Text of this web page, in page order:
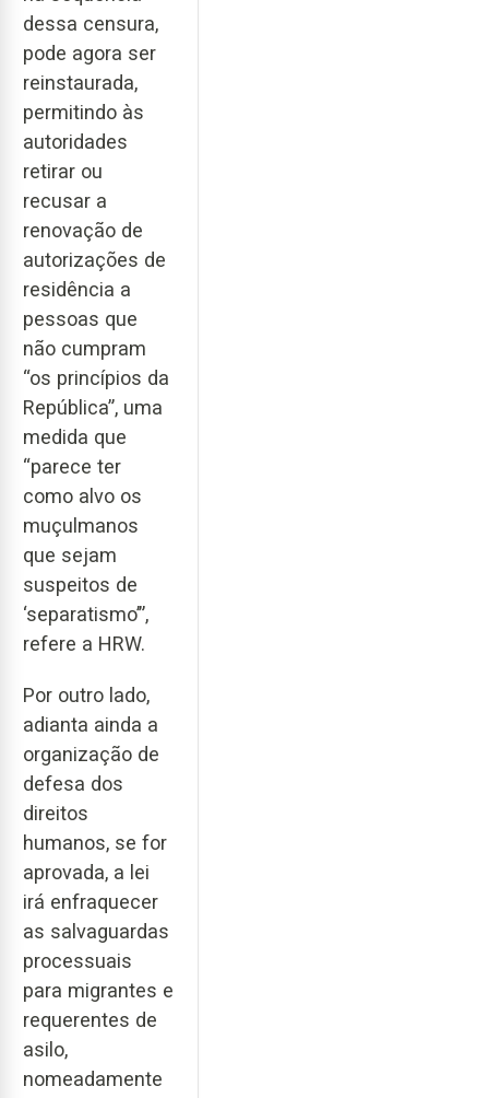
dessa censura,
pode agora ser
reinstaurada,
permitindo às
autoridades
retirar ou
recusar a
renovação de
autorizações de
residência a
pessoas que
não cumpram
“os princípios da
República”, uma
medida que
“parece ter
como alvo os
muçulmanos
que sejam
suspeitos de
‘separatismo’”,
refere a HRW.
Por outro lado,
adianta ainda a
organização de
defesa dos
direitos
humanos, se for
aprovada, a lei
irá enfraquecer
as salvaguardas
processuais
para migrantes e
requerentes de
asilo,
nomeadamente